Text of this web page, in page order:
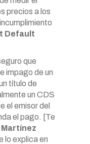
precios a los
Default
que
impago de un
título de
un CDS
el emisor del
el pago. [Te
Martínez
lo explica en